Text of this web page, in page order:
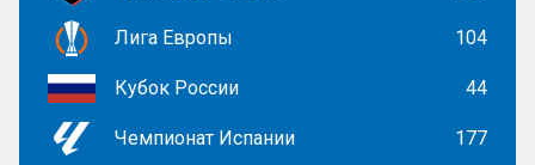
Лига Европы 104
Кубок России 44
Чемпионат Испании 177